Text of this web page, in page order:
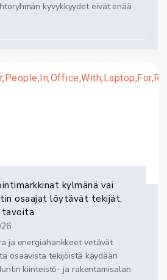
kyvykkyydet eivät enää
kylmänä vai
osaajat löytävät tekijät,
ja energiahankkeet vetävät
osaavista tekijöistä käydään
kiinteistö- ja rakentamisalan